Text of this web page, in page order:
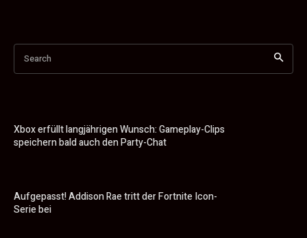
Search
Xbox erfüllt langjährigen Wunsch: Gameplay-Clips
speichern bald auch den Party-Chat
Aufgepasst! Addison Rae tritt der Fortnite Icon-
Serie bei